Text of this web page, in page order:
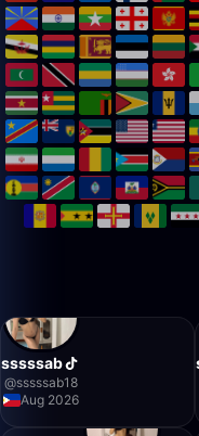
sssssab
@sssssab18
Aug 2026